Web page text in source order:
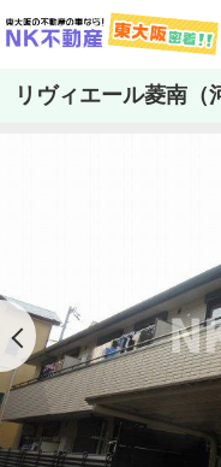
リヴィエール菱南（